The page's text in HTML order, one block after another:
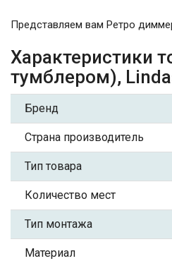
Представляем вам Ретро
Характеристики
тумблером),
Бренд
Страна производитель
Тип товара
Количество мест
Тип монтажа
Материал